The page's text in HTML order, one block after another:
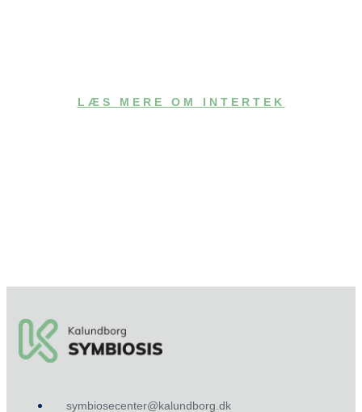
LÆS MERE OM INTERTEK
symbiosecenter@kalundborg.dk